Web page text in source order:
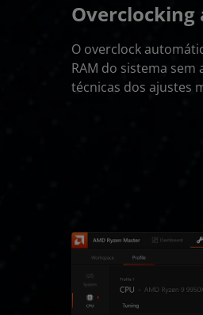
O overclock
RAM do sistema
técnicas dos ajustes